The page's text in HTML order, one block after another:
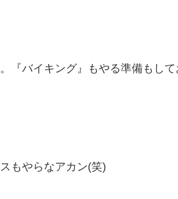
『バイキング』もやる準備もして
もやらなアカン(笑)